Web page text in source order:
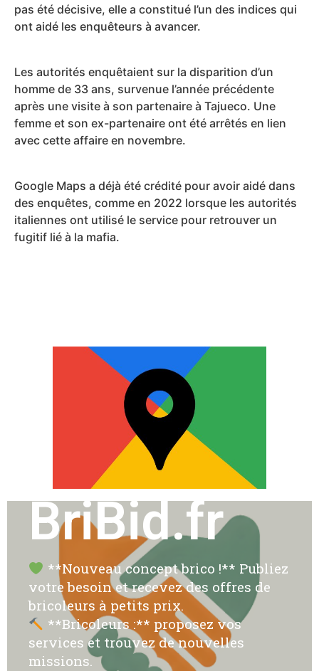
pas été décisive, elle a constitué l’un des indices qui
ont aidé les enquêteurs à avancer.
Les autorités enquêtaient sur la disparition d’un
homme de 33 ans, survenue l’année précédente
après une visite à son partenaire à Tajueco. Une
femme et son ex-partenaire ont été arrêtés en lien
avec cette affaire en novembre.
Google Maps a déjà été crédité pour avoir aidé dans
des enquêtes, comme en 2022 lorsque les autorités
italiennes ont utilisé le service pour retrouver un
fugitif lié à la mafia.
BriBid.fr
**Nouveau concept brico !** Publiez
votre besoin et recevez des offres de
bricoleurs à petits prix.
**Bricoleurs :** proposez vos
services et trouvez de nouvelles
missions.